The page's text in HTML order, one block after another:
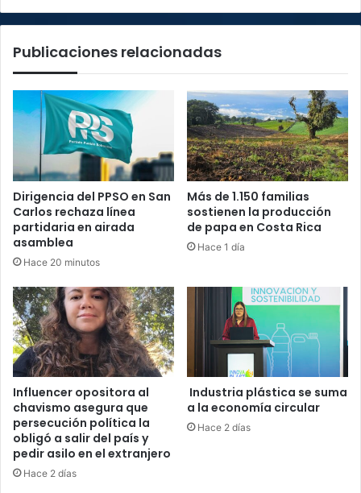
Publicaciones relacionadas
Dirigencia del PPSO en San
Carlos rechaza línea
partidaria en airada
asamblea
Hace 20 minutos
Más de 1.150 familias
sostienen la producción
de papa en Costa Rica
Hace 1 día
Influencer opositora al
chavismo asegura que
persecución política la
obligó a salir del país y
pedir asilo en el extranjero
Hace 2 días
Industria plástica se suma
a la economía circular
Hace 2 días